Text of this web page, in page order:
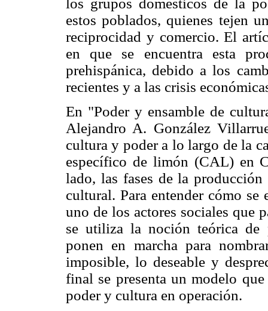
los grupos domésticos de la
estos poblados, quienes tejen
reciprocidad y comercio. El
en que se encuentra esta
prehispánica, debido a los
recientes y a las crisis
En "Poder y ensamble de
Alejandro A. González
cultura y poder a lo largo de la
específico de limón (CAL) en
lado, las fases de la
cultural. Para entender cómo
uno de los actores sociales que
se utiliza la noción teórica de
ponen en marcha para
imposible, lo deseable y
final se presenta un modelo
poder y cultura en operación.